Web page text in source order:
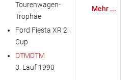
Tourenwagen-
Trophäe
Ford Fiesta XR 2i
Cup
DTMDTM
3. Lauf 1990
Mehr ...